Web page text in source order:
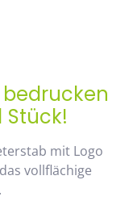
Stück!
mit Logo
vollflächige